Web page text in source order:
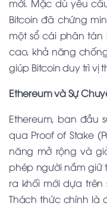
mới. Mặc dù yêu
Bitcoin đã chứng
một sổ cái phân
cao, khả năng
giúp Bitcoin duy trì vị
Ethereum và Sự
Ethereum, ban đầu
qua Proof of Stake
năng mở rộng và
phép người nắm giữ
ra khối mới dựa
Thách thức chính là